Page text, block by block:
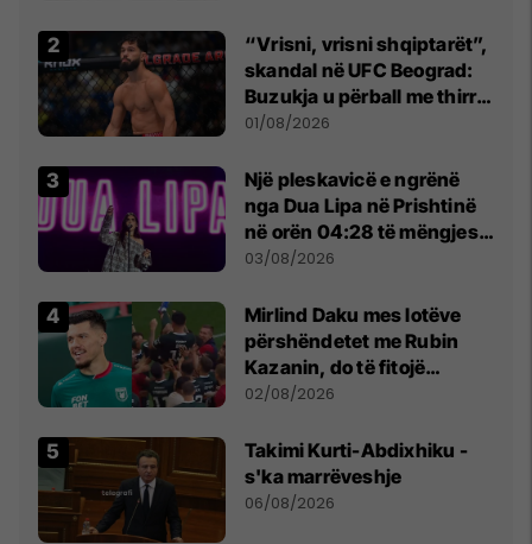
“Vrisni, vrisni shqiptarët”,
skandal në UFC Beograd:
Buzukja u përball me thirrje
anti-shqiptare nga
01/08/2026
Një pleskavicë e ngrënë
nga Dua Lipa në Prishtinë
në orën 04:28 të mëngjesit
- dhe bota digjitale serbe
03/08/2026
Mirlind Daku mes lotëve
përshëndetet me Rubin
Kazanin, do të fitojë
miliona te Spartak Moska
02/08/2026
Takimi Kurti-Abdixhiku -
s'ka marrëveshje
06/08/2026